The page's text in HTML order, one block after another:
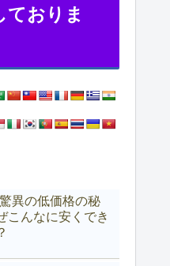
ておりま
異の低価格の秘
んなに安くでき